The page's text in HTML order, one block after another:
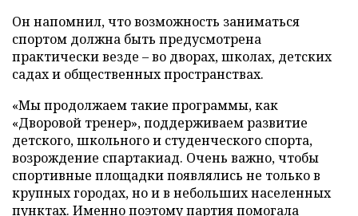
Он напомнил, что возможность заниматься
спортом должна быть предусмотрена
практически везде – во дворах, школах, детских
садах и общественных пространствах.
«Мы продолжаем такие программы, как
«Дворовой тренер», поддерживаем развитие
детского, школьного и студенческого спорта,
возрождение спартакиад. Очень важно, чтобы
спортивные площадки появлялись не только в
крупных городах, но и в небольших населенных
пунктах. Именно поэтому партия помогала